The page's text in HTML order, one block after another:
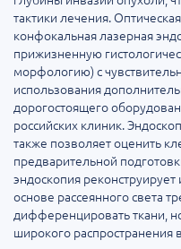
тактики лечения.
конфокальная лазерная
прижизненную
морфологию) с
использования
дорогостоящего
российских клиник.
также позволяет оценить
предварительной
эндоскопия
основе рассеянного света
дифференцировать ткани,
широкого распространения